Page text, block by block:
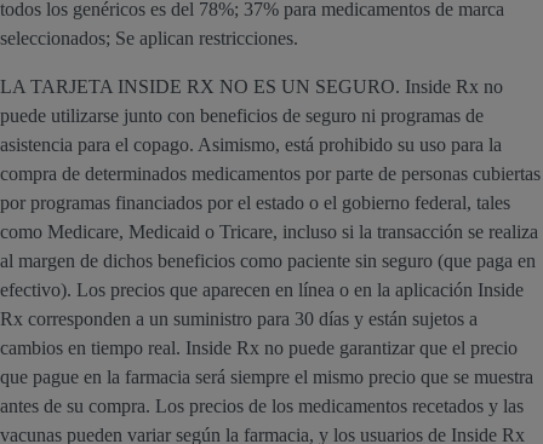
todos los genéricos es del 78%; 37% para medicamentos de marca
seleccionados; Se aplican restricciones.
LA TARJETA INSIDE RX NO ES UN SEGURO. Inside Rx no
puede utilizarse junto con beneficios de seguro ni programas de
asistencia para el copago. Asimismo, está prohibido su uso para la
compra de determinados medicamentos por parte de personas cubiertas
por programas financiados por el estado o el gobierno federal, tales
como Medicare, Medicaid o Tricare, incluso si la transacción se realiza
al margen de dichos beneficios como paciente sin seguro (que paga en
efectivo). Los precios que aparecen en línea o en la aplicación Inside
Rx corresponden a un suministro para 30 días y están sujetos a
cambios en tiempo real. Inside Rx no puede garantizar que el precio
que pague en la farmacia será siempre el mismo precio que se muestra
antes de su compra. Los precios de los medicamentos recetados y las
vacunas pueden variar según la farmacia, y los usuarios de Inside Rx